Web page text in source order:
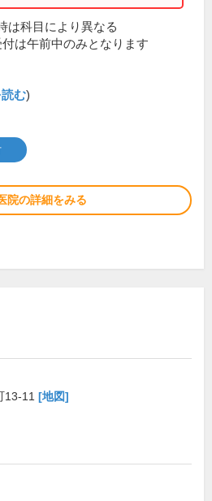
は科目により異なる
は午前中のみとなります
む)
院の詳細をみる
13-11 [地図]